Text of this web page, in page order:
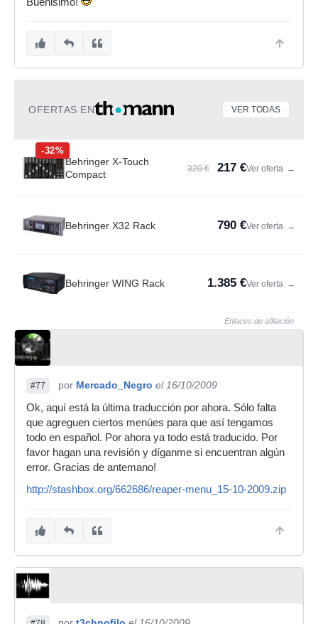
OFERTAS EN VER TODAS
-32%
Behringer X-Touch
Compact
320 € 217 €Ver oferta →
Behringer X32 Rack 790 €Ver oferta →
Behringer WING Rack 1.385 €Ver oferta →
Enlaces de afiliación
#77 por Mercado_Negro el 16/10/2009
Ok, aquí está la última traducción por ahora. Sólo falta
que agreguen ciertos menúes para que así tengamos
todo en español. Por ahora ya todo está traducido. Por
favor hagan una revisión y díganme si encuentran algún
error. Gracias de antemano!
http://stashbox.org/662686/reaper-menu_15-10-2009.zip